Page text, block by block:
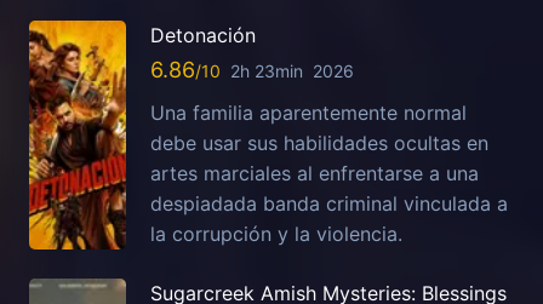
Detonación
6.86 2h 23min 2026
Una familia aparentemente normal
debe usar sus habilidades ocultas en
artes marciales al enfrentarse a una
despiadada banda criminal vinculada a
la corrupción y la violencia.
Sugarcreek Amish Mysteries: Blessings